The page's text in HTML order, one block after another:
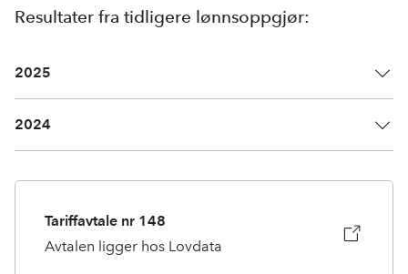
Resultater fra tidligere lønnsoppgjør:
2025
2024
Tariffavtale nr 148
Avtalen ligger hos Lovdata